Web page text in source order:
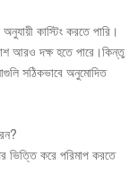
কাস্টিং করতে পারি।
আরও দক্ষ হতে পারে।কিন্তু
সঠিকভাবে অনুমোদিত
ভিত্তি করে পরিমাপ করতে